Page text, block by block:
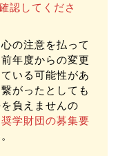
認してくださ
の注意を払って
年度からの変更
いる可能性があ
がったとしても
負えませんの
学財団の募集要
。